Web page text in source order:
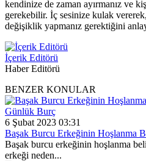
kendinize de zaman ayırmanız ve
gerekebilir. İç sesinize kulak
değişiklik yapmanız gerektiğini
İçerik Editörü
Haber Editörü
BENZER KONULAR
Günlük Burç
6 Şubat 2023 03:31
Başak Burcu Erkeğinin Hoşlanma
Başak burcu erkeğinin hoşlanma
erkeği neden...